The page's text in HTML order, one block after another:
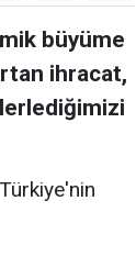
büyüme
ihracat,